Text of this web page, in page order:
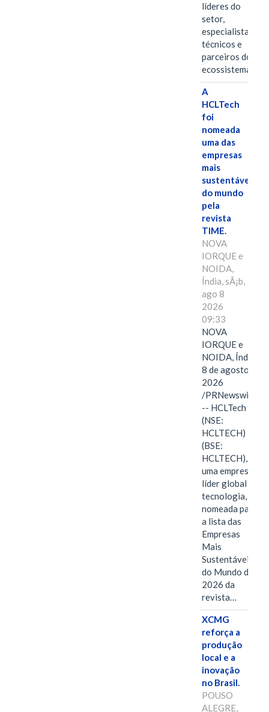
líderes do
setor,
especialistas
técnicos e
parceiros do
ecossistema.…
A
HCLTech
foi
nomeada
uma das
empresas
mais
sustentáveis
do mundo
pela
revista
TIME.
NOVA
IORQUE e
NOIDA,
Índia, sÃ¡b,
ago 8
2026
09:33
NOVA
IORQUE e
NOIDA, Índia,
8 de agosto de
2026
/PRNewswire/
-- HCLTech
(NSE:
HCLTECH)
(BSE:
HCLTECH),
uma empresa
líder global em
tecnologia, foi
nomeada para
a lista das
Empresas
Mais
Sustentáveis
do Mundo de
2026 da
revista…
XCMG
reforça a
produção
local e a
inovação
no Brasil.
POUSO
ALEGRE,